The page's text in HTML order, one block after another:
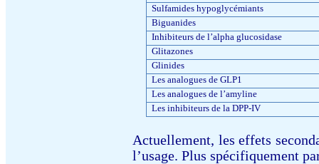
Sulfamides hypoglycémiants
Biguanides
Inhibiteurs de l’alpha glucosidase
Glitazones
Glinides
Les analogues de GLP1
Les analogues de l’amyline
Les inhibiteurs de la DPP-IV
Actuellement, les effets
l’usage. Plus spécifiquement